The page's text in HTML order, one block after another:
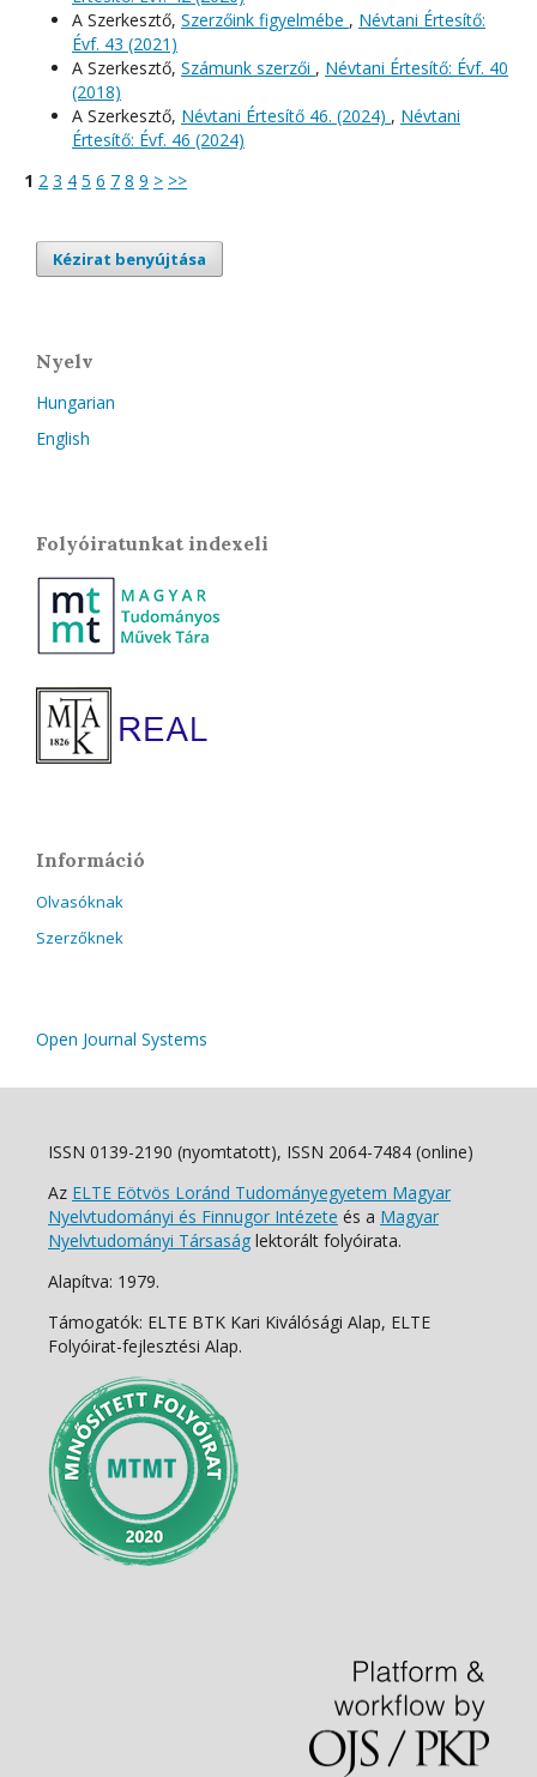
A Szerkesztő, Szerzőink figyelmébe , Névtani Értesítő:
Évf. 43 (2021)
A Szerkesztő, Számunk szerzői , Névtani Értesítő: Évf. 40
(2018)
A Szerkesztő, Névtani Értesítő 46. (2024) , Névtani
Értesítő: Évf. 46 (2024)
1 2 3 4 5 6 7 8 9 > >>
Kézirat benyújtása
Nyelv
Hungarian
English
Folyóiratunkat indexeli
Információ
Olvasóknak
Szerzőknek
Open Journal Systems
ISSN 0139-2190 (nyomtatott), ISSN 2064-7484 (online)
Az ELTE Eötvös Loránd Tudományegyetem Magyar
Nyelvtudományi és Finnugor Intézete és a Magyar
Nyelvtudományi Társaság lektorált folyóirata.
Alapítva: 1979.
Támogatók: ELTE BTK Kari Kiválósági Alap, ELTE
Folyóirat-fejlesztési Alap.